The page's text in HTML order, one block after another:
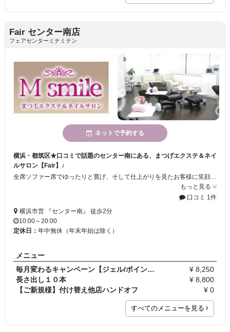
Fair センター南店
フェアセンターミナミテン
ネットで予約する
横浜・都筑区★口コミで話題のセンター南にある、まつげエクステ＆ネイ
ルサロン【Fair】♪
もっと見る
口コミ 1件
横浜市営 『センター南』 徒歩2分
10:00～20:00
定休日： 年中無休（年末年始は除く）
メニュー
毎月変わるキャンペーン【ジェル/ポイントアート】\8…
¥ 8,250
長さ出し１０本
¥ 8,800
【ご新規様】付け替え他店ハンドオフ
¥ 0
すべてのメニューを見る